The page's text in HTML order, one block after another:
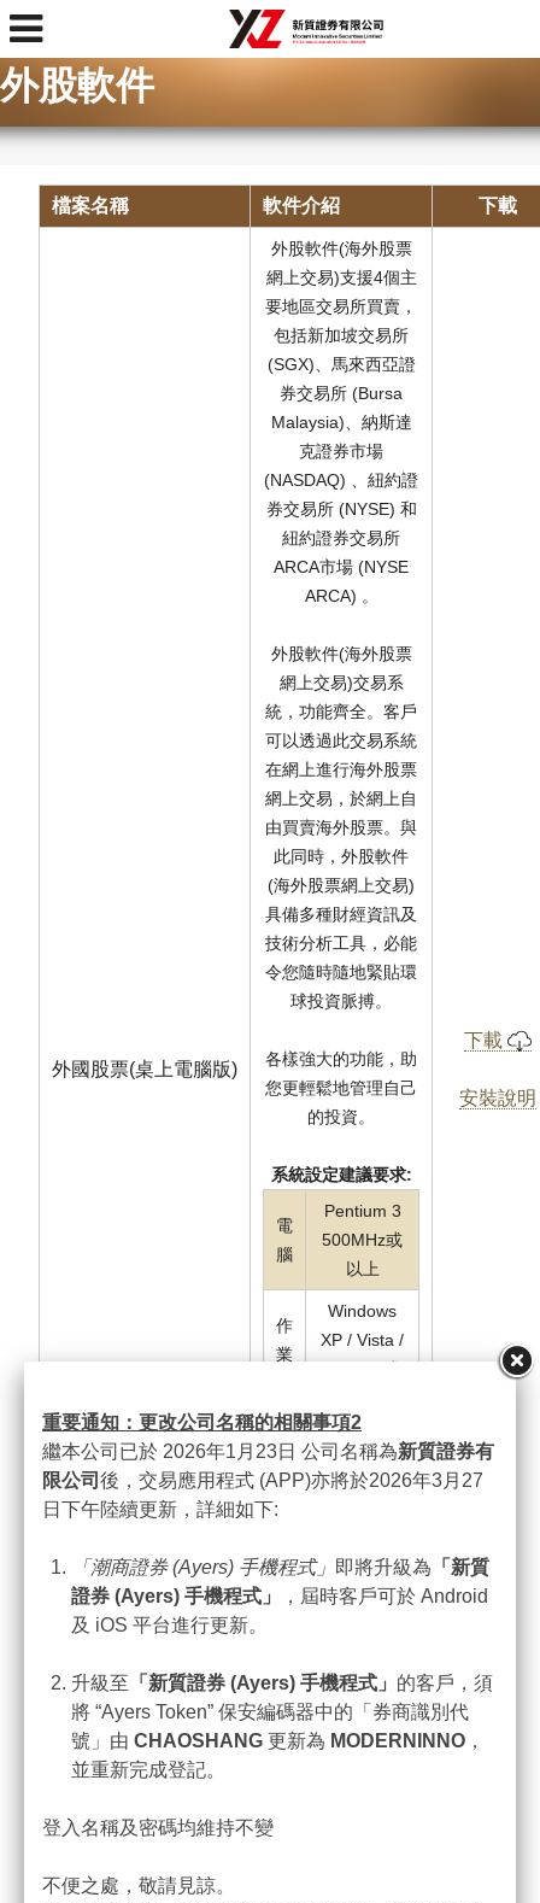
首頁 > 外股軟件
外股軟件
檔案名稱 軟件介紹 下載
外國股票(桌上電腦版)
外股軟件(海外股票
網上交易)支援4個主
要地區交易所買賣，
包括新加坡交易所
(SGX)、馬來西亞證
券交易所 (Bursa
Malaysia)、納斯達
克證券市場
(NASDAQ) 、紐約證
券交易所 (NYSE) 和
紐約證券交易所
ARCA市場 (NYSE
ARCA) 。
外股軟件(海外股票
網上交易)交易系
統，功能齊全。客戶
可以透過此交易系統
在網上進行海外股票
網上交易，於網上自
由買賣海外股票。與
此同時，外股軟件
(海外股票網上交易)
具備多種財經資訊及
技術分析工具，必能
令您隨時隨地緊貼環
球投資脈搏。
各樣強大的功能，助
您更輕鬆地管理自己
的投資。
系統設定建議要求:
電
腦
Pentium 3
500MHz或
以上
作
業
統
Windows
XP / Vista /
JavaScript
記
64MB或以
Super VGA
(1024x768)
網
路
連
寬帶
下載
安裝說明
重要通知：更改公司名稱的相關事項2
繼本公司已於 2026年1月23日 公司名稱為新質證券有
限公司 後，交易應用程式 (APP)亦將於2026年3月27
日下午陸續更新，詳細如下:
「潮商證券(Ayers) 手機程式」 即將升級為 「新質
證券 (Ayers) 手機程式」
，屆時客戶可於 Android
及 iOS 平台進行更新。
升級至 「新質證券 (Ayers) 手機程式」 的客戶，須
將 “Ayers Token” 保安編碼器中的「券商識別代
號」由 CHAOSHANG 更新為 MODERNINNO ，
並重新完成登記。
登入名稱及密碼均維持不變
不便之處，敬請見諒。